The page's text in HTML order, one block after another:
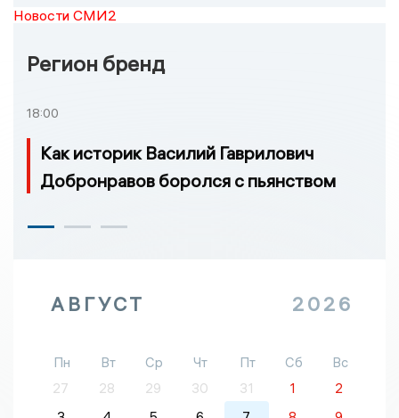
Новости СМИ2
Регион бренд
18:00
Как историк Василий Гаврилович
Добронравов боролся с пьянством
АВГУСТ 2026
Пн Вт Ср Чт Пт Сб
Вс
27
28 29 30 31 1
2